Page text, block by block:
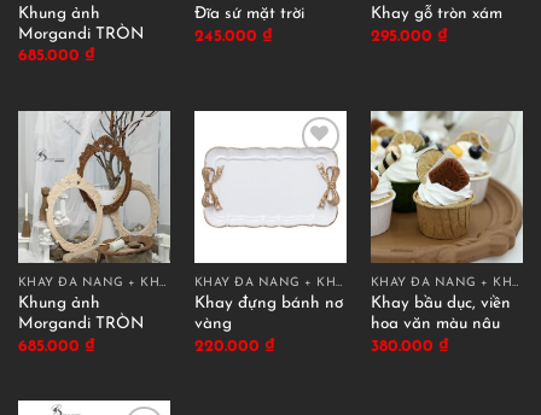
Khung ảnh
Morgandi TRÒN
685.000 ₫
Đĩa sứ mặt trời
245.000 ₫
Khay gỗ tròn xám
295.000 ₫
KHAY ĐA NĂNG + KHAY TRANG TRÍ
Khung ảnh
Morgandi TRÒN
685.000 ₫
KHAY ĐA NĂNG + KHAY TRANG TRÍ
Khay đựng bánh nơ
vàng
220.000 ₫
KHAY ĐA NĂNG + KHAY TRANG TRÍ
Khay bầu dục, viền
hoa văn màu nâu
380.000 ₫